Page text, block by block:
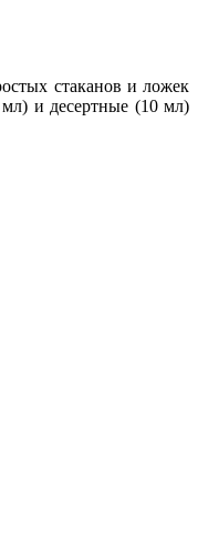
стаканов и ложек
и десертные (10 мл)